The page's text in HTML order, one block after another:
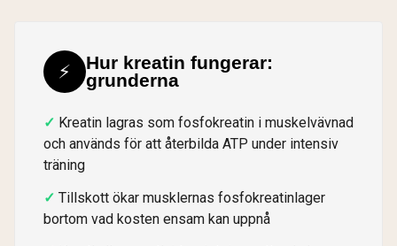
⚡
Hur kreatin fungerar:
grunderna
Kreatin lagras som fosfokreatin i muskelvävnad
och används för att återbilda ATP under intensiv
träning
Tillskott ökar musklernas fosfokreatinlager
bortom vad kosten ensam kan uppnå